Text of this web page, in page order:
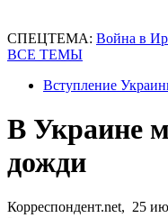
СПЕЦТЕМА: Война в
ВСЕ ТЕМЫ
Вступление
В Украине
дожди
Корреспондент.net, 25